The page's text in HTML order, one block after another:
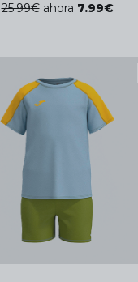
25.99€ ahora 7.99€